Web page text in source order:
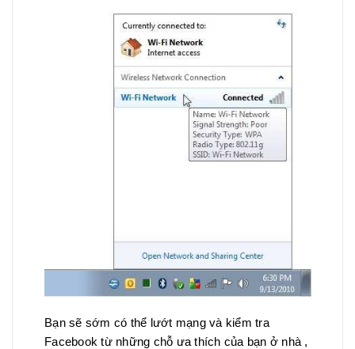
Bạn sẽ sớm có thể lướt mạng và kiểm tra
Facebook từ những chỗ ưa thích của bạn ở nhà ,